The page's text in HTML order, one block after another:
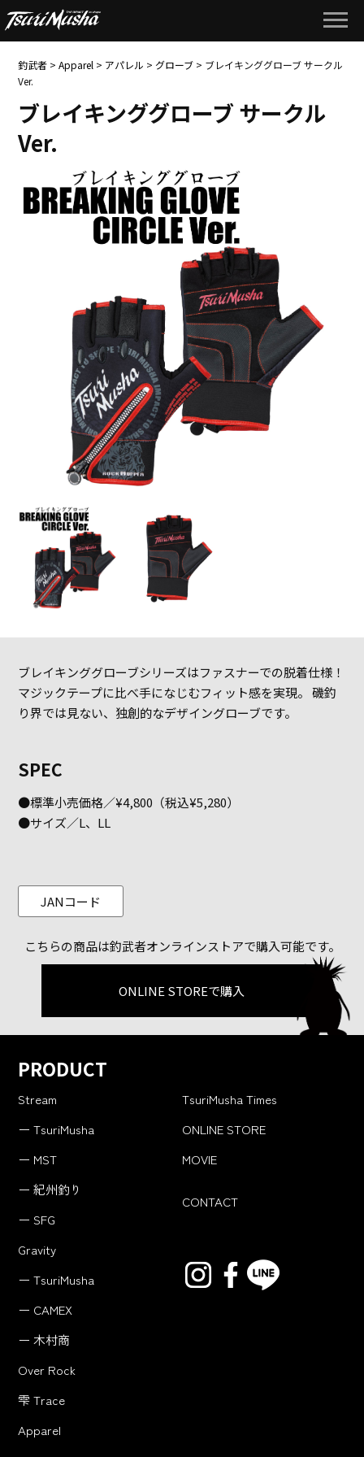
釣武者 >Apparel > アパレル > グローブ > ブレイキンググローブ サークル
Ver.
ブレイキンググローブ サークル
Ver.
ブレイキンググローブシリーズはファスナーでの脱着仕様！
マジックテープに比べ手になじむフィット感を実現。 磯釣
り界では見ない、独創的なデザイングローブです。
SPEC
●標準小売価格／¥4,800（税込¥5,280）
●サイズ／L、LL
JANコード
こちらの商品は釣武者オンラインストアで購入可能です。
ONLINE STOREで購入
PRODUCT
Stream
ー TsuriMusha
ー MST
ー 紀州釣り
ー SFG
Gravity
ー TsuriMusha
ー CAMEX
ー 木村商
Over Rock
雫 Trace
Apparel
TsuriMusha Times
ONLINE STORE
MOVIE
CONTACT